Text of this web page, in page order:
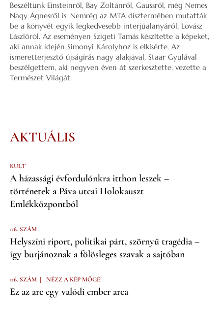
Beszéltünk Einsteinről, Bay Zoltánról, Gaussról, még Nemes
Nagy Ágnesről is. Nemrég az MTA dísztermében mutatták
be a könyvét egyik legkedvesebb interjúalanyáról, Lovász
Lászlóról. Az eseményen Szigeti Tamás készítette a képeket,
aki annak idején Simonyi Károlyhoz is elkísérte. Az
ismeretterjesztő újságírás nagy alakjával, Staar Gyulával
beszélgettem, aki negyven éven át szerkesztette, vezette a
Természet Világát.
AKTUÁLIS
KULT
A házassági évfordulónkra itthon leszek –
történetek a Páva utcai Holokauszt
Emlékközpontból
116. SZÁM
Helyszíni riport, politikai párt, szörnyű tragédia –
így burjánoznak a fölösleges szavak a sajtóban
116. SZÁM | NÉZZ A KÉP MÖGÉ!
Ez az arc egy valódi ember arca